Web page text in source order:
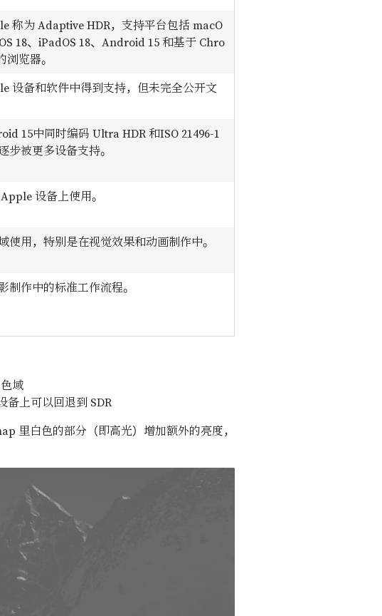
称为 Adaptive HDR，支持平台包括 macO
18、iPadOS 18、Android 15 和基于 Chro
览器。
设备和软件中得到支持，但未完全公开文
15中同时编码 Ultra HDR 和ISO 21496-1
步被更多设备支持。
设备上使用。
使用，特别是在视觉效果和动画制作中。
制作中的标准工作流程。
域
备上可以回退到 SDR
里白色的部分（即高光）增加额外的亮度，